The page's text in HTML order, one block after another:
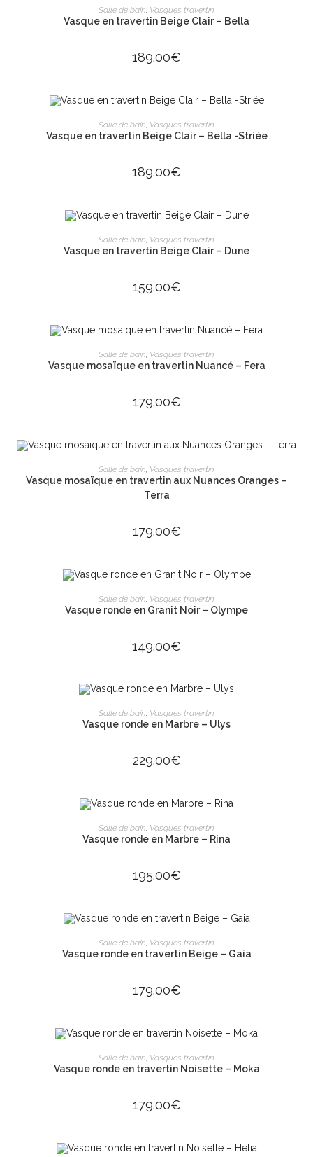
AJOUTER AU PANIER
Salle de bain, Vasques travertin
Vasque en travertin Beige Clair – Bella
189.00€
AJOUTER AU PANIER
Salle de bain, Vasques travertin
Vasque en travertin Beige Clair – Bella -Striée
189.00€
AJOUTER AU PANIER
Salle de bain, Vasques travertin
Vasque en travertin Beige Clair – Dune
159.00€
LIRE LA SUITE
Salle de bain, Vasques travertin
Vasque mosaïque en travertin Nuancé – Fera
179.00€
LIRE LA SUITE
Salle de bain Vasques travertin
Vasque mosaïque en travertin aux Nuances Oranges –
Terra
179.00€
AJOUTER AU PANIER
Salle de bain Vasques travertin
Vasque ronde en Granit Noir – Olympe
149.00€
AJOUTER AU PANIER
Salle de bain, Vasques travertin
Vasque ronde en Marbre – Ulys
229.00€
AJOUTER AU PANIER
Salle de bain, Vasques travertin
Vasque ronde en Marbre – Rina
195.00€
AJOUTER AU PANIER
Salle de bain, Vasques travertin
Vasque ronde en travertin Beige – Gaia
179.00€
AJOUTER AU PANIER
Salle de bain, Vasques travertin
Vasque ronde en travertin Noisette – Moka
179.00€